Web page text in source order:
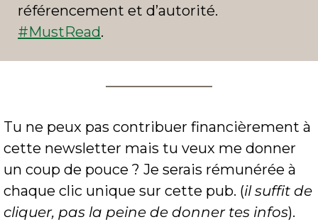
#MustRead.
Tu ne peux pas contribuer financièrement à
cette newsletter mais tu veux me donner
un coup de pouce ? Je serais rémunérée à
chaque clic unique sur cette pub. (il suffit de
cliquer, pas la peine de donner tes infos).